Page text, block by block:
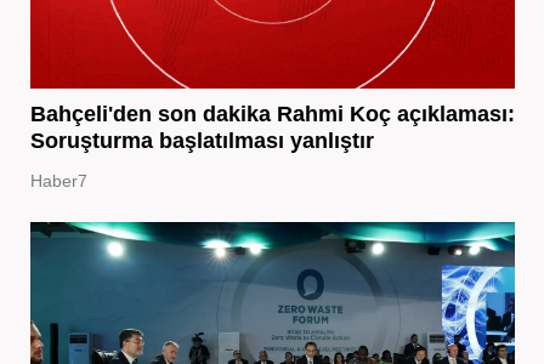
Bahçeli'den son dakika Rahmi Koç açıklaması:
Soruşturma başlatılması yanlıştır
Haber7